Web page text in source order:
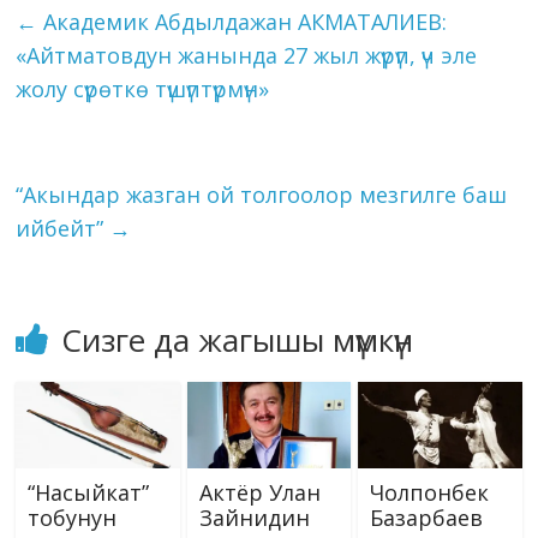
o
k
m n p
p
g
er
as
l et y
Li
n
e
← Академик Абдылдажан АКМАТАЛИЕВ:
«Айтматовдун жанында 27 жыл жүрүп, үч эле
жолу сүрөткө түшүптүрмүн»
“Акындар жазган ой толгоолор мезгилге баш
ийбейт” →
Сизге да жагышы мүмкүн
“Насыйкат”
тобунун
Актёр Улан
Зайнидин
Чолпонбек
Базарбаев